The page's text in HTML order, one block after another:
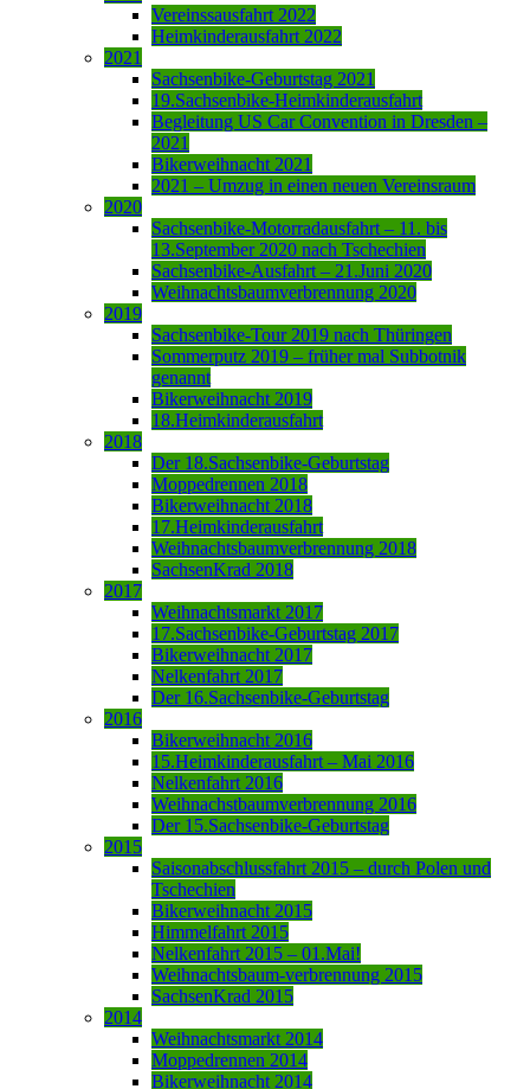
Vereinssausfahrt 2022
Heimkinderausfahrt 2022
2021
Sachsenbike-Geburtstag 2021
19.Sachsenbike-Heimkinderausfahrt
Begleitung US Car Convention in Dresden –
2021
Bikerweihnacht 2021
2021 – Umzug in einen neuen Vereinsraum
2020
Sachsenbike-Motorradausfahrt – 11. bis
13.September 2020 nach Tschechien
Sachsenbike-Ausfahrt – 21.Juni 2020
Weihnachtsbaumverbrennung 2020
2019
Sachsenbike-Tour 2019 nach Thüringen
Sommerputz 2019 – früher mal Subbotnik
genannt
Bikerweihnacht 2019
18.Heimkinderausfahrt
2018
Der 18.Sachsenbike-Geburtstag
Moppedrennen 2018
Bikerweihnacht 2018
17.Heimkinderausfahrt
Weihnachtsbaumverbrennung 2018
SachsenKrad 2018
2017
Weihnachtsmarkt 2017
17.Sachsenbike-Geburtstag 2017
Bikerweihnacht 2017
Nelkenfahrt 2017
Der 16.Sachsenbike-Geburtstag
2016
Bikerweihnacht 2016
15.Heimkinderausfahrt – Mai 2016
Nelkenfahrt 2016
Weihnachstbaumverbrennung 2016
Der 15.Sachsenbike-Geburtstag
2015
Saisonabschlussfahrt 2015 – durch Polen und
Tschechien
Bikerweihnacht 2015
Himmelfahrt 2015
Nelkenfahrt 2015 – 01.Mai!
Weihnachtsbaum-verbrennung 2015
SachsenKrad 2015
2014
Weihnachtsmarkt 2014
Moppedrennen 2014
Bikerweihnacht 2014